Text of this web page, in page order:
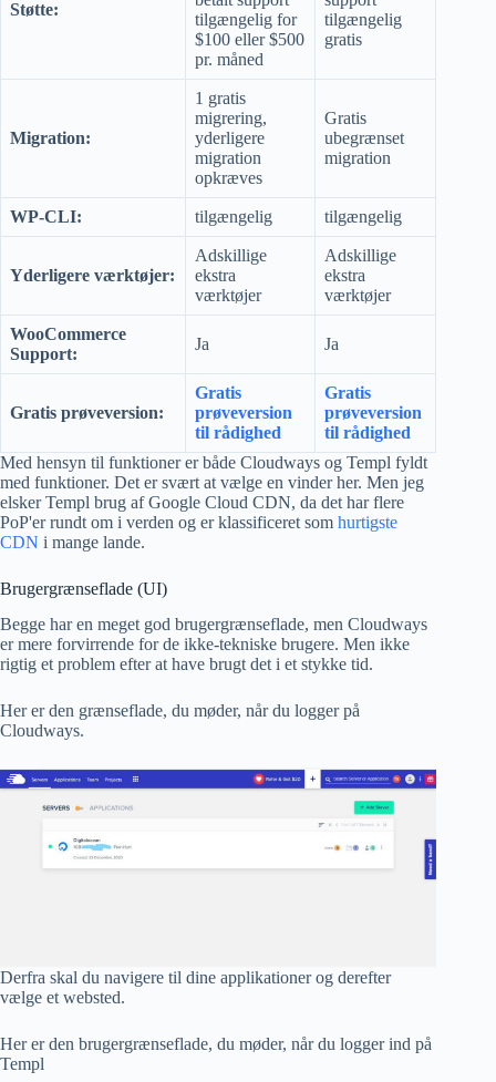
Støtte:
tilgængelig for
$100 eller $500
pr. måned
tilgængelig
gratis
Migration:
1 gratis
migrering,
yderligere
migration
opkræves
Gratis
ubegrænset
migration
WP-CLI: tilgængelig tilgængelig
Yderligere værktøjer:
Adskillige
ekstra
værktøjer
Adskillige
ekstra
værktøjer
WooCommerce
Support:
Ja Ja
Gratis prøveversion:
Gratis
prøveversion
til rådighed
Gratis
prøveversion
til rådighed
Med hensyn til funktioner er både Cloudways og Templ fyldt
med funktioner. Det er svært at vælge en vinder her. Men jeg
elsker Templ brug af Google Cloud CDN, da det har flere
PoP'er rundt om i verden og er klassificeret som hurtigste
CDN i mange lande.
Brugergrænseflade (UI)
Begge har en meget god brugergrænseflade, men Cloudways
er mere forvirrende for de ikke-tekniske brugere. Men ikke
rigtig et problem efter at have brugt det i et stykke tid.
Her er den grænseflade, du møder, når du logger på
Cloudways.
Derfra skal du navigere til dine applikationer og derefter
vælge et websted.
Her er den brugergrænseflade, du møder, når du logger ind på
Templ